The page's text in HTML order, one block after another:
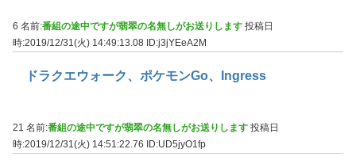
6 名前:番組の途中ですが翡翠の名無しがお送りします 投稿日
時:2019/12/31(火) 14:49:13.08 ID:j3jYEeA2M
ドラクエウォーク、ポケモンGo、Ingress
21 名前:番組の途中ですが翡翠の名無しがお送りします 投稿日
時:2019/12/31(火) 14:51:22.76
ID:UD5jyO1fp